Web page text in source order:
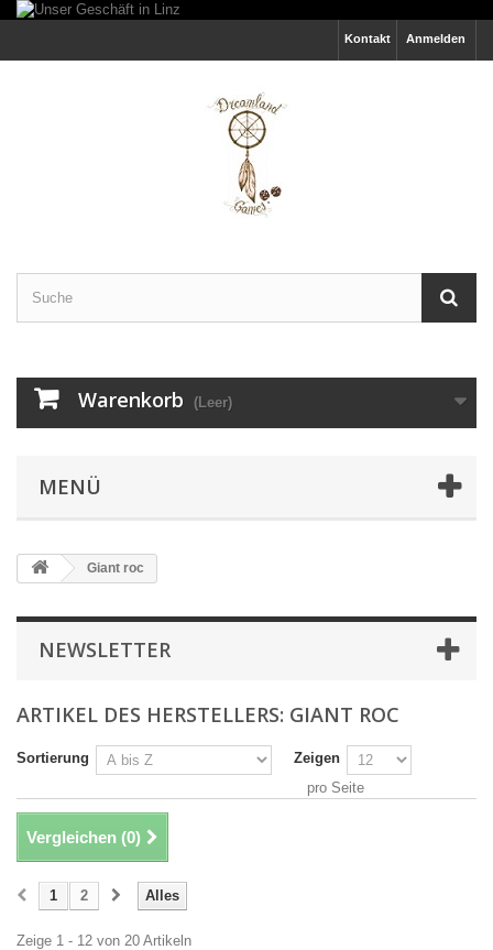
Anmelden
Kontakt
Warenkorb (Leer)
MENÜ
Giant roc
NEWSLETTER
ARTIKEL DES HERSTELLERS: GIANT ROC
Sortierung
Zeigen
pro Seite
Vergleichen (0)
Alles
1 2
Zeige 1 - 12 von 20 Artikeln